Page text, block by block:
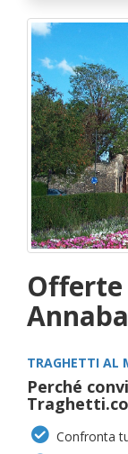
Annaba
TRAGHETTI AL
Perché
Confronta